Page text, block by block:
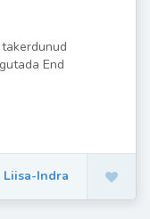
End
Liisa-Indra